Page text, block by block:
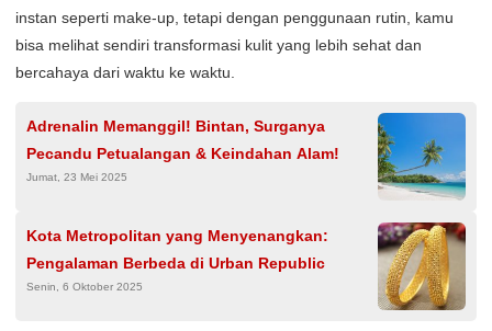
instan seperti make-up, tetapi dengan penggunaan rutin, kamu
bisa melihat sendiri transformasi kulit yang lebih sehat dan
bercahaya dari waktu ke waktu.
Adrenalin Memanggil! Bintan, Surganya
Pecandu Petualangan & Keindahan Alam!
Jumat, 23 Mei 2025
Kota Metropolitan yang Menyenangkan:
Pengalaman Berbeda di Urban Republic
Senin, 6 Oktober 2025